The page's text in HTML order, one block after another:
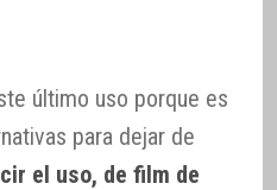
último uso porque es
para dejar de
el uso, de film de